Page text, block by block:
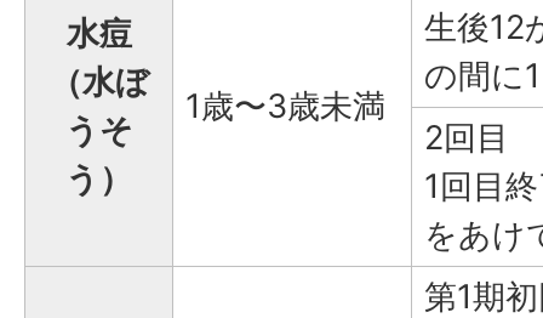
水痘
（水ぼ
うそ
う）
1歳〜3歳未満
生後12
の間に
2回目
1回目
をあけ
第1期